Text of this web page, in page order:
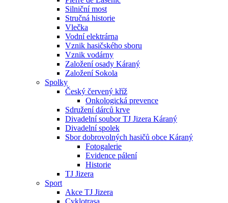
Silniční most
Stručná historie
Vlečka
Vodní elektrárna
Vznik hasičského sboru
Vznik vodárny
Založení osady Káraný
Založení Sokola
Spolky
Český červený kříž
Onkologická prevence
Sdružení dárců krve
Divadelní soubor TJ Jizera Káraný
Divadelní spolek
Sbor dobrovolných hasičů obce Káraný
Fotogalerie
Evidence pálení
Historie
TJ Jizera
Sport
Akce TJ Jizera
Cyklotrasa